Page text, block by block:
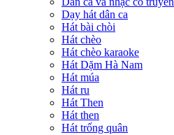
Dạy hát dân ca
Hát bài chòi
Hát chèo
Hát chèo karaoke
Hát Dặm Hà Nam
Hát múa
Hát ru
Hát Then
Hát then
Hát trống quân